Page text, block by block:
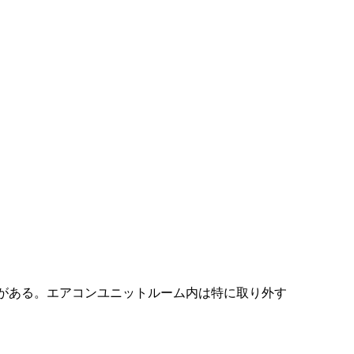
ある。エアコンユニットルーム内は特に取り外す